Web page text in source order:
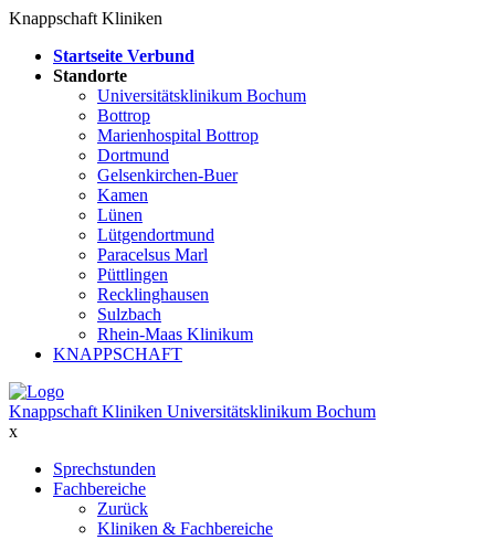
Knappschaft Kliniken
Startseite Verbund
Standorte
Universitätsklinikum Bochum
Bottrop
Marienhospital Bottrop
Dortmund
Gelsenkirchen-Buer
Kamen
Lünen
Lütgendortmund
Paracelsus Marl
Püttlingen
Recklinghausen
Sulzbach
Rhein-Maas Klinikum
KNAPPSCHAFT
Knappschaft Kliniken Universitätsklinikum Bochum
x
Sprechstunden
Fachbereiche
Zurück
Kliniken & Fachbereiche